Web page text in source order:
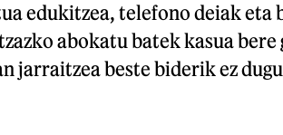
edukitzea, telefono deiak eta
abokatu batek kasua
jarraitzea beste biderik ez